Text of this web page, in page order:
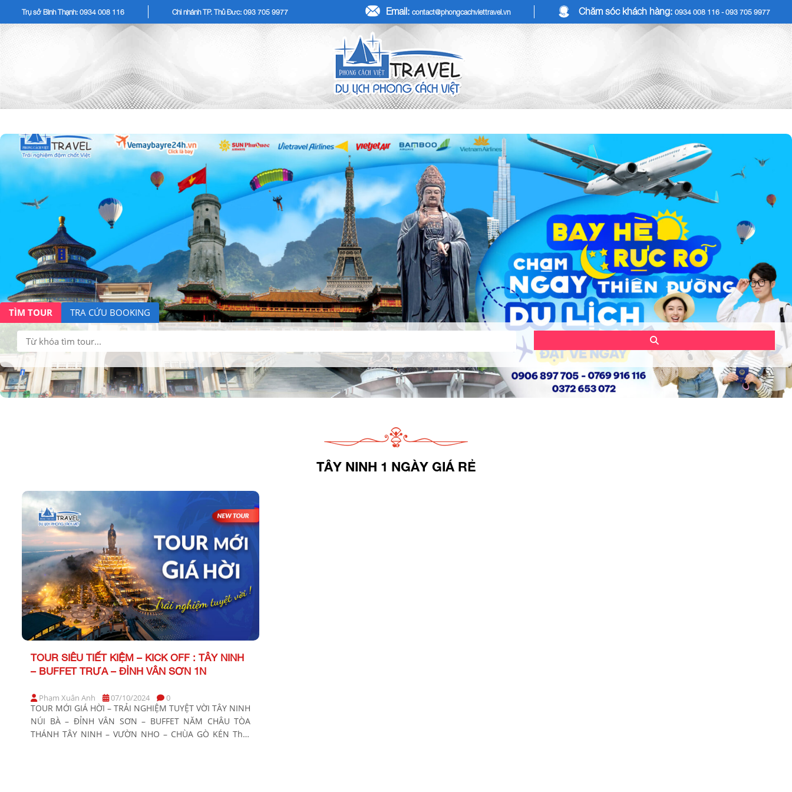
Trụ sở Bình Thạnh: 0934 008 116 Chi nhánh TP. Thủ Đức: 093 705 9977 Email: contact@phongcachviettravel.vn Chăm sóc khách hàng: 0934 008 116 - 093 705 9977
TÌM TOUR TRA CỨU BOOKING
Tìm
kiếm:
TÂY NINH 1 NGÀY GIÁ RẺ
TOUR SIÊU TIẾT KIỆM – KICK OFF : TÂY NINH
– BUFFET TRƯA – ĐỈNH VÂN SƠN 1N
Phạm Xuân Anh 07/10/2024 0
TOUR MỚI GIÁ HỜI – TRẢI NGHIỆM TUYỆT VỜI TÂY NINH
NÚI BÀ – ĐỈNH VÂN SƠN – BUFFET NĂM CHÂU TÒA
THÁNH TÂY NINH – VƯỜN NHO – CHÙA GÒ KÉN Thời